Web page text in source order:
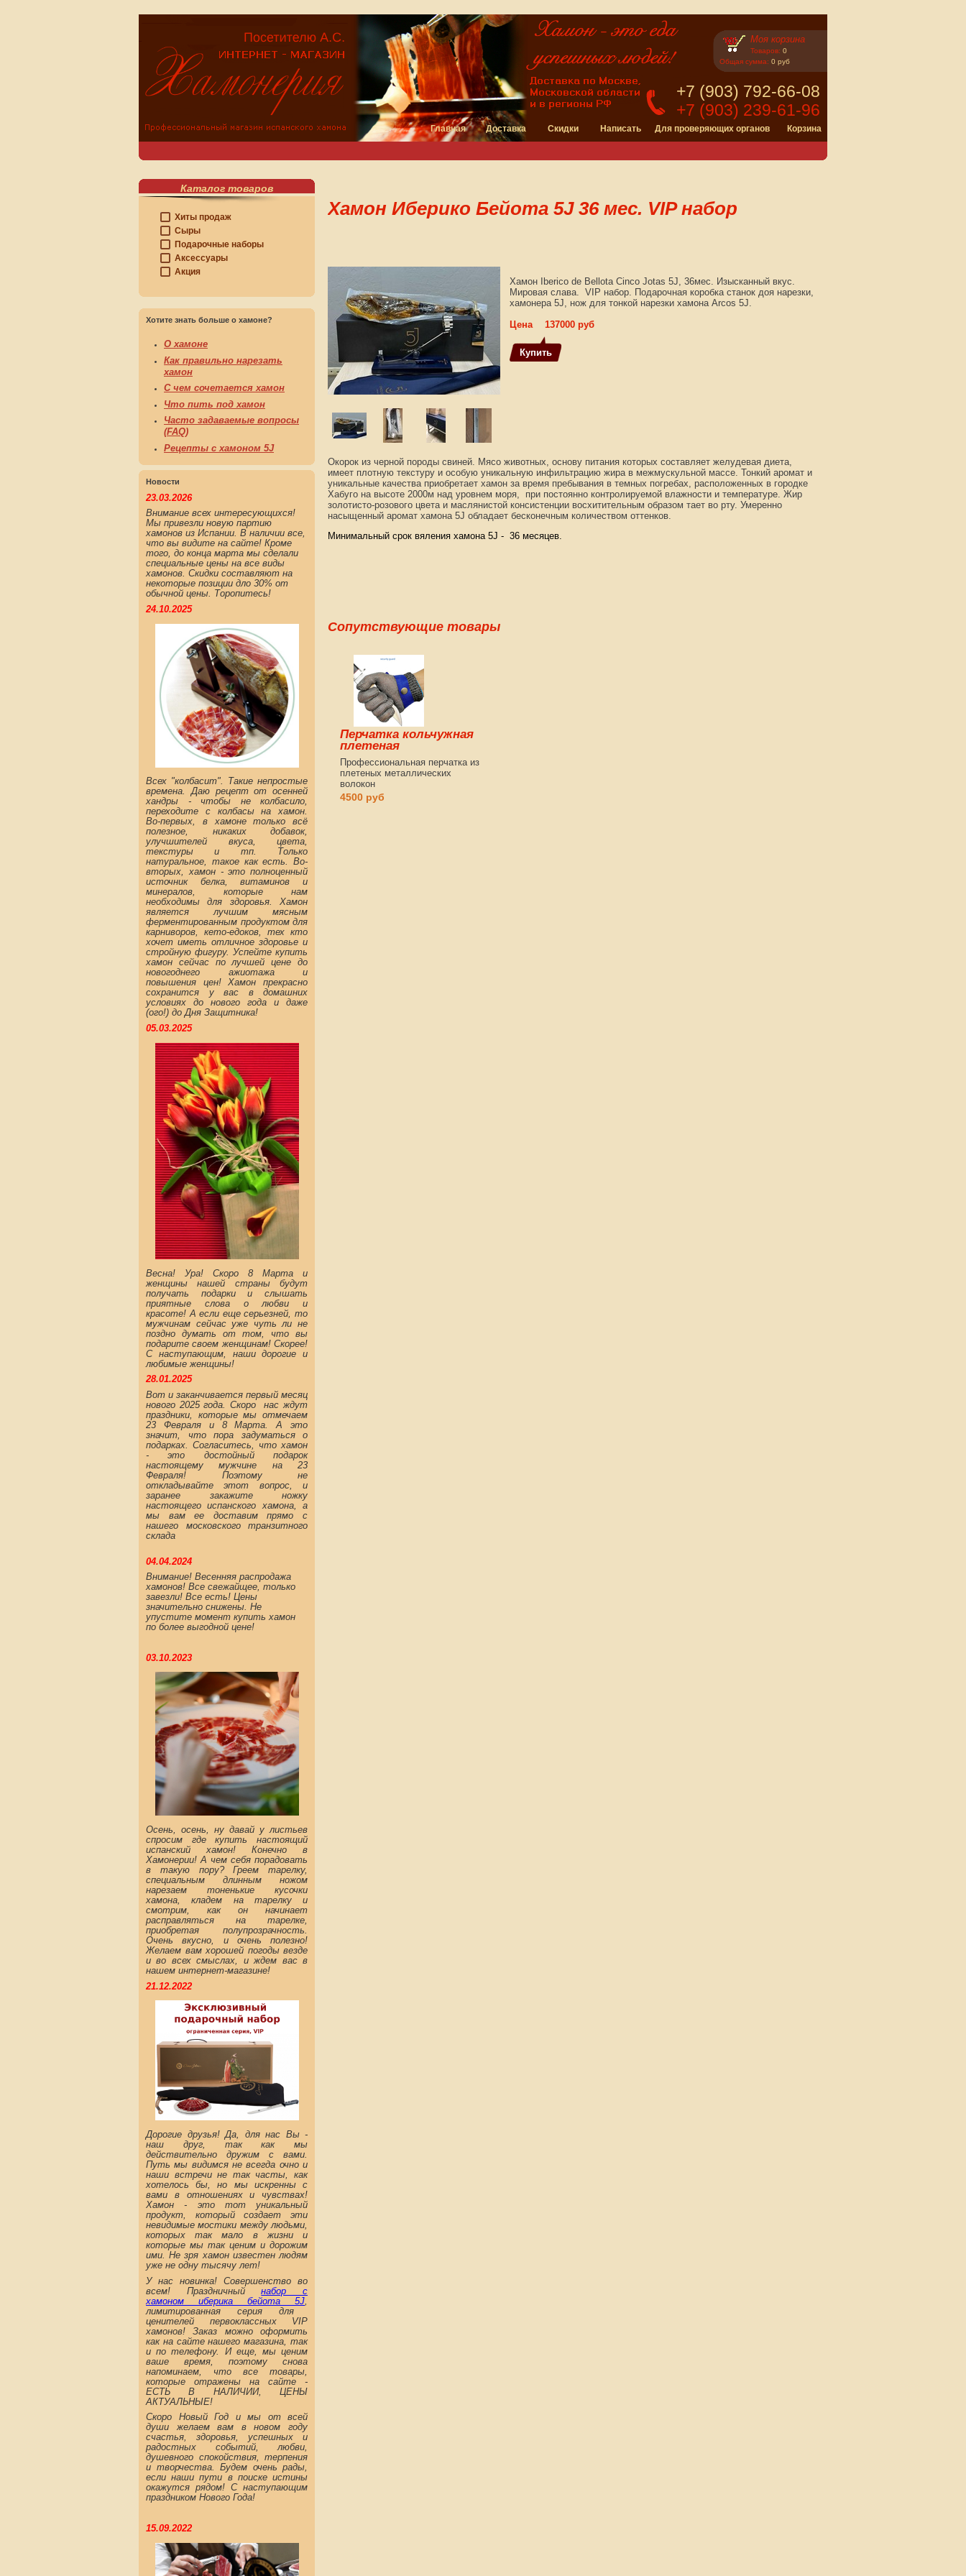
Моя корзина
Товаров: 0
Общая сумма: 0 руб
+7 (903) 792-66-08
+7 (903) 239-61-96
Главная Доставка Скидки Написать Для проверяющих органов Корзина
Каталог товаров
Хиты продаж
Сыры
Подарочные наборы
Аксессуары
Акция
Хотите знать больше о хамоне?
О хамоне
Как правильно нарезать
хамон
С чем сочетается хамон
Что пить под хамон
Часто задаваемые вопросы
(FAQ)
Рецепты с хамоном 5J
Новости
23.03.2026
Внимание всех интересующихся!
Мы привезли новую партию
хамонов из Испании. В наличии все,
что вы видите на сайте! Кроме
того, до конца марта мы сделали
специальные цены на все виды
хамонов. Скидки составляют на
некоторые позиции дло 30% от
обычной цены. Торопитесь!
24.10.2025
Всех "колбасит". Такие непростые
времена. Даю рецепт от осенней
хандры - чтобы не колбасило,
переходите с колбасы на хамон.
Во-первых, в хамоне только всё
полезное, никаких добавок,
улучшителей вкуса, цвета,
текстуры и тп. Только
натуральное, такое как есть. Во-
вторых, хамон - это полноценный
источник белка, витаминов и
минералов, которые нам
необходимы для здоровья. Хамон
является лучшим мясным
ферментированным продуктом для
карниворов, кето-едоков, тех кто
хочет иметь отличное здоровье и
стройную фигуру. Успейте купить
хамон сейчас по лучшей цене до
новогоднего ажиотажа и
повышения цен! Хамон прекрасно
сохранится у вас в домашних
условиях до нового года и даже
(ого!) до Дня Защитника!
05.03.2025
Весна! Ура! Скоро 8 Марта и
женщины нашей страны будут
получать подарки и слышать
приятные слова о любви и
красоте! А если еще серьезней, то
мужчинам сейчас уже чуть ли не
поздно думать от том, что вы
подарите своем женщинам! Скорее!
С наступающим, наши дорогие и
любимые женщины!
28.01.2025
Вот и заканчивается первый месяц
нового 2025 года. Скоро нас ждут
праздники, которые мы отмечаем
23 Февраля и 8 Марта. А это
значит, что пора задуматься о
подарках. Согласитесь, что хамон
- это достойный подарок
настоящему мужчине на 23
Февраля! Поэтому не
откладывайте этот вопрос, и
заранее закажите ножку
настоящего испанского хамона, а
мы вам ее доставим прямо с
нашего московского транзитного
склада
04.04.2024
Внимание! Весенняя распродажа
хамонов! Все свежайщее, только
завезли! Все есть! Цены
значительно снижены. Не
упустите момент купить хамон
по более выгодной цене!
03.10.2023
Осень, осень, ну давай у листьев
спросим где купить настоящий
испанский хамон! Конечно в
Хамонерии! А чем себя порадовать
в такую пору? Греем тарелку,
специальным длинным ножом
нарезаем тоненькие кусочки
хамона, кладем на тарелку и
смотрим, как он начинает
расправляться на тарелке,
приобретая полупрозрачность.
Очень вкусно, и очень полезно!
Желаем вам хорошей погоды везде
и во всех смыслах, и ждем вас в
нашем интернет-магазине!
21.12.2022
Дорогие друзья! Да, для нас Вы -
наш друг, так как мы
действительно дружим с вами.
Путь мы видимся не всегда очно и
наши встречи не так часты, как
хотелось бы, но мы искренны с
вами в отношениях и чувствах!
Хамон - это тот уникальный
продукт, который создает эти
невидимые мостики между людьми,
которых так мало в жизни и
которые мы так ценим и дорожим
ими. Не зря хамон известен людям
уже не одну тысячу лет!
У нас новинка! Совершенство во
всем! Праздничныйнабор с
хамоном иберика бейота 5J
лимитированная серия для
ценителей первоклассных VIP
хамонов! Заказ можно оформить
как на сайте нашего магазина, так
и по телефону. И еще, мы ценим
ваше время, поэтому снова
напоминаем, что все товары,
которые отражены на сайте -
ЕСТЬ В НАЛИЧИИ, ЦЕНЫ
АКТУАЛЬНЫЕ!
Скоро Новый Год и мы от всей
души желаем вам в новом году
счастья, здоровья, успешных и
радостных событий, любви,
душевного спокойствия, терпения
и творчества. Будем очень рады,
если наши пути в поиске истины
окажутся рядом! С наступающим
праздником Нового Года!
15.09.2022
Хамон Иберико Бейота 5J 36 мес. VIP набор
Хамон Iberico de Bellota Cinco Jotas 5J, 36мес. Изысканный вкус.
Мировая слава. VIP набор. Подарочная коробка станок доя нарезки,
хамонера 5J, нож для тонкой нарезки хамона Arcos 5J.
Цена
137000 руб
Окорок из черной породы свиней. Мясо животных, основу питания которых составляет желудевая диета,
имеет плотную текстуру и особую уникальную инфильтрацию жира в межмускульной массе. Тонкий аромат и
уникальные качества приобретает хамон за время пребывания в темных погребах, расположенных в городке
Хабуго на высоте 2000м над уровнем моря, при постоянно контролируемой влажности и температуре. Жир
золотисто-розового цвета и маслянистой консистенции восхитительным образом тает во рту. Умеренно
насыщенный аромат хамона 5J обладает бесконечным количеством оттенков.
Минимальный срок вяления хамона 5J - 36 месяцев.
Сопутствующие товары
Перчатка кольчужная
плетеная
Профессиональная перчатка из
плетеных металлических
волокон
4500 руб